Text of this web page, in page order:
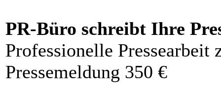
PR-Büro schreibt Ihre
Professionelle Pressearbeit
Pressemeldung 350 €